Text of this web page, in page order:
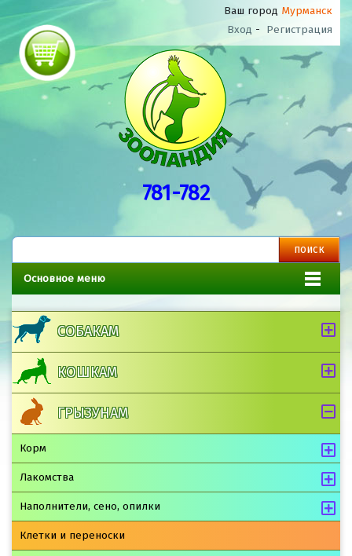
Ваш город Мурманск
Вход - Регистрация
781-782
Основное меню
СОБАКАМ
КОШКАМ
ГРЫЗУНАМ
Корм
Лакомства
Наполнители, сено, опилки
Клетки и переноски